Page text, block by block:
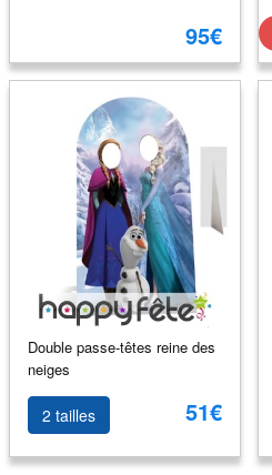
95€
Double passe-têtes reine des
neiges
2 tailles 51€